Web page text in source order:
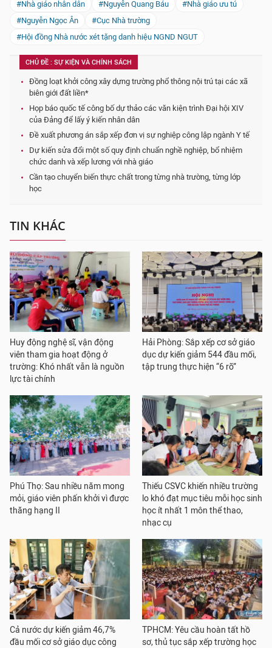
#Nhà giáo nhân dân #Nguyễn Quang Báu
#Nhà giáo ưu tú
#Nguyễn Ngọc Ân
#Cục Nhà trường
#Hội đồng Nhà nước xét tặng danh hiệu NGND NGUT
CHỦ ĐỀ : SỰ KIỆN VÀ CHÍNH SÁCH
Đồng loạt khởi công xây dựng trường phổ thông nội trú tại các xã
biên giới đất liền*
Họp báo quốc tế công bố dự thảo các văn kiện trình Đại hội XIV
của Đảng để lấy ý kiến nhân dân
Đề xuất phương án sắp xếp đơn vị sự nghiệp công lập ngành Y tế
Dự kiến sửa đổi một số quy định chuẩn nghề nghiệp, bổ nhiệm
chức danh và xếp lương với nhà giáo
Cần tạo chuyển biến thực chất trong từng nhà trường, từng lớp
học
TIN KHÁC
Huy động nghệ sĩ, vận động
viên tham gia hoạt động ở
trường: Khó nhất vẫn là nguồn
lực tài chính
Hải Phòng: Sắp xếp cơ sở giáo
dục dự kiến giảm 544 đầu mối,
tập trung thực hiện “6 rõ”
Phú Thọ: Sau nhiều năm mong
mỏi, giáo viên phấn khởi vì được
thăng hạng II
Thiếu CSVC khiến nhiều trường
lo khó đạt mục tiêu mỗi học sinh
học ít nhất 1 môn thể thao,
nhạc cụ
Cả nước dự kiến giảm 46,7%
đầu mối cơ sở giáo dục công
TPHCM: Yêu cầu hoàn tất hồ
sơ, thủ tục sắp xếp trường học